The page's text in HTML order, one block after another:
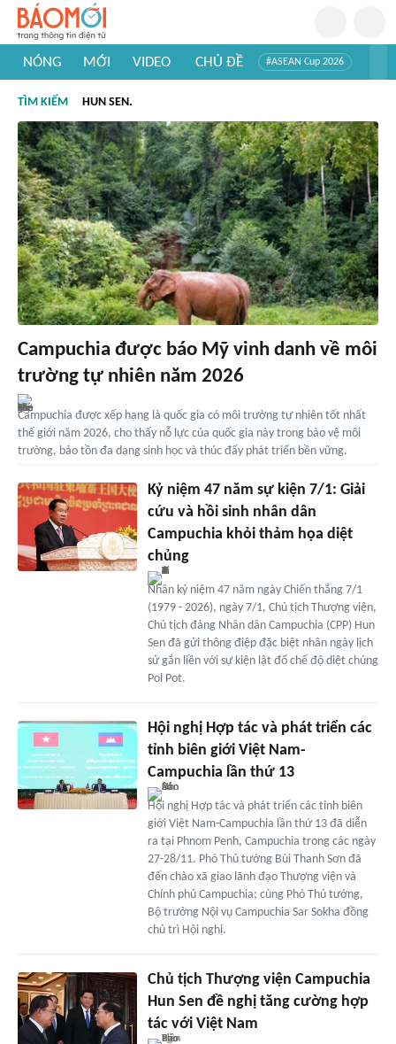
NÓNG MỚI VIDEO CHỦ ĐỀ #ASEAN Cup 2026
#Khám phá thế giới
TÌM KIẾM HUN SEN.
Campuchia được báo Mỹ vinh danh về môi
trường tự nhiên năm 2026
Campuchia được xếp hạng là quốc gia có môi trường tự nhiên tốt nhất
thế giới năm 2026, cho thấy nỗ lực của quốc gia này trong bảo vệ môi
trường, bảo tồn đa dạng sinh học và thúc đẩy phát triển bền vững.
Kỷ niệm 47 năm sự kiện 7/1: Giải
cứu và hồi sinh nhân dân
Campuchia khỏi thảm họa diệt
chủng
Nhân kỷ niệm 47 năm ngày Chiến thắng 7/1
(1979 - 2026), ngày 7/1, Chủ tịch Thượng viện,
Chủ tịch đảng Nhân dân Campuchia (CPP) Hun
Sen đã gửi thông điệp đặc biệt nhân ngày lịch
sử gắn liền với sự kiện lật đổ chế độ diệt chủng
Pol Pot.
Hội nghị Hợp tác và phát triển các
tỉnh biên giới Việt Nam-
Campuchia lần thứ 13
Hội nghị Hợp tác và phát triển các tỉnh biên
giới Việt Nam-Campuchia lần thứ 13 đã diễn
ra tại Phnom Penh, Campuchia trong các ngày
27-28/11. Phó Thủ tướng Bùi Thanh Sơn đã
đến chào xã giao lãnh đạo Thượng viện và
Chính phủ Campuchia; cùng Phó Thủ tướng,
Bộ trưởng Nội vụ Campuchia Sar Sokha đồng
chủ trì Hội nghị.
Chủ tịch Thượng viện Campuchia
Hun Sen đề nghị tăng cường hợp
tác với Việt Nam